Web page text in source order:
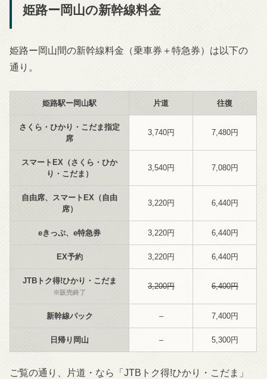
姫路ー岡山の新幹線料金
姫路ー岡山間の新幹線料金（乗車券＋特急券）は以下の
通り。
姫路駅ー岡山駅 片道 往復
さくら・ひかり・こだま指定
席
3,740円 7,480円
スマートEX（さくら・ひか
り・こだま）
3,540円 7,080円
自由席、スマートEX（自由
席）
3,220円 6,440円
eきっぷ、e特急券 3,220円 6,440円
EX予約 3,220円 6,440円
JTBトク得!ひかり・こだま
※販売終了
3,200円 6,400円
新幹線パック – 7,400円
日帰り岡山 – 5,300円
ご覧の通り、片道・なら「JTBトク得!ひかり・こだま」